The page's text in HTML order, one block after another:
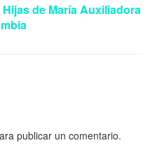
de María Auxiliadora
publicar un comentario.